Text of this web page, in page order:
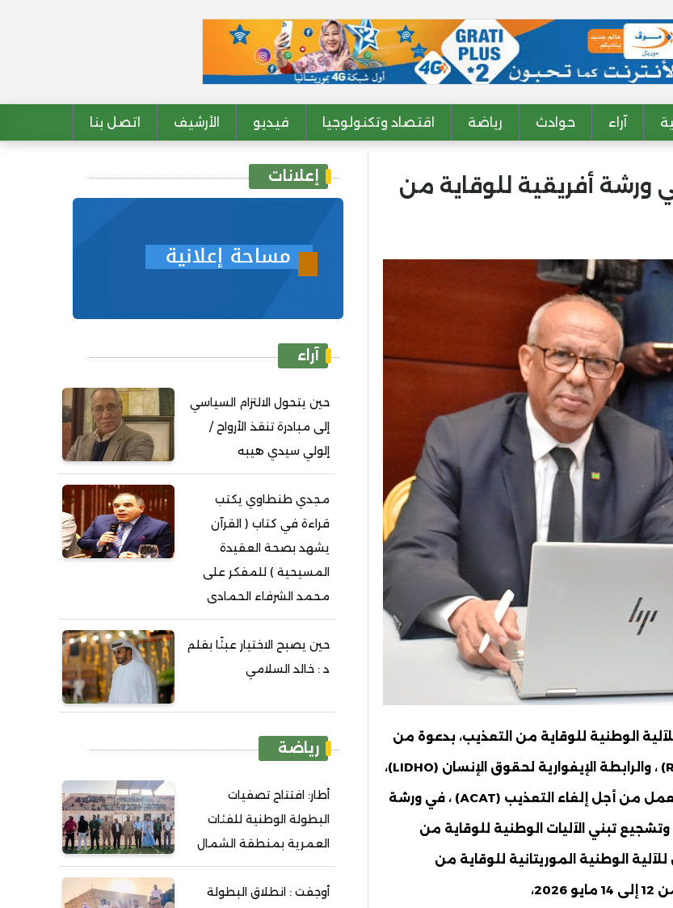
آراء حوادث رياضة اقتصاد وتكنولوجيا فيديو الأرشيف اتصل بنا
ورشة أفريقية للوقاية من
الوطنية للوقاية من التعذيب، بدعوة من
شبكة الجهات الفاعلة الإيفوارية لحقوق الإنسان(RAIDO) ، والرابطة الإيفوارية لحقوق الإنسان (LIDHO)،
والحركة الإيفوارية لحقوق الإنسان (MIDH)، ومنظمة العمل من أجل إلغاء التعذيب (ACAT) ، في ورشة
تبني الآليات الوطنية للوقاية من
الوطنية الموريتانية للوقاية من
إعلانات
آراء
حين يتحول الالتزام السياسي
إلى مبادرة تنقذ الأرواح /
إلولي سيدي هيبه
مجدي طنطاوي يكتب
قراءة في كتاب ( القرآن
يشهد بصحة العقيدة
المسيحية ) للمفكر على
محمد الشرفاء الحمادى
حين يصبح الاختيار عبئًا بقلم
د : خالد السلامي
رياضة
أطار: افتتاح تصفيات
البطولة الوطنية للفئات
العمرية بمنطقة الشمال
أوجفت : انطلاق البطولة